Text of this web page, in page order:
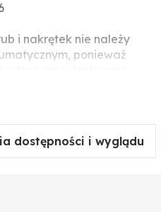
i nakrętek nie należy
ponieważ
dostępności i wyglądu